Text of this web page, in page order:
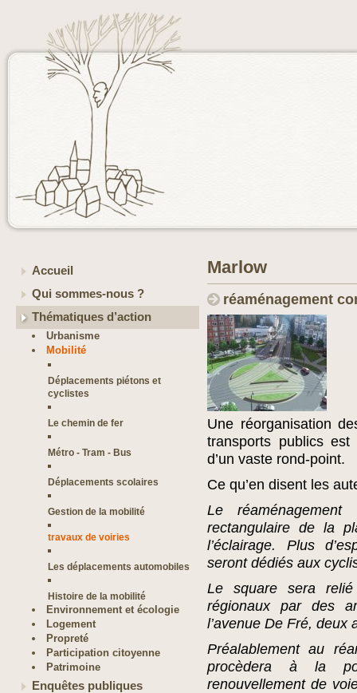
Accueil
Qui sommes-nous ?
Thématiques d’action
Urbanisme
Mobilité
Déplacements piétons et
cyclistes
Le chemin de fer
Métro - Tram - Bus
Déplacements scolaires
Gestion de la mobilité
travaux de voiries
Les déplacements automobiles
Histoire de la mobilité
Environnement et écologie
Logement
Propreté
Participation citoyenne
Patrimoine
Enquêtes publiques
Marlow
réaménagement
Une réorganisation
transports publics
d’un vaste rond-point.
Ce qu’en disent les
Le
rectangulaire de la
l’éclairage. Plus
seront dédiés aux
Le square sera
régionaux par des
l’avenue De Fré, deux
Préalablement au
procèdera à la
renouvellement de